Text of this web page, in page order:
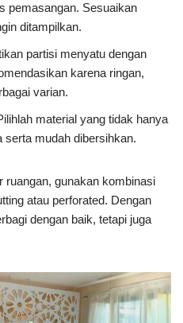
pemasangan. Sesuaikan
ditampilkan.
partisi menyatu dengan
karena ringan,
varian.
material yang tidak hanya
serta mudah dibersihkan.
ruangan, gunakan kombinasi
atau perforated. Dengan
dengan baik, tetapi juga